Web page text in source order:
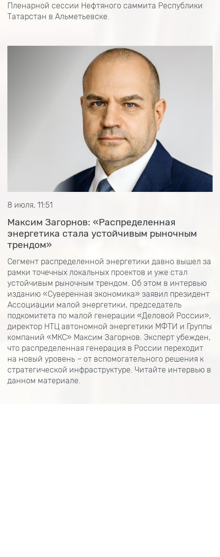
Пленарной сессии Нефтяного саммита Республики
Татарстан в Альметьевске.
8 июля, 11:51
Максим Загорнов: «Распределенная
энергетика стала устойчивым рыночным
трендом»
Сегмент распределенной энергетики давно вышел за
рамки точечных локальных проектов и уже стал
устойчивым рыночным трендом. Об этом в интервью
изданию «Суверенная экономика» заявил президент
Ассоциации малой энергетики, председатель
подкомитета по малой генерации «Деловой России»,
директор НТЦ автономной энергетики МФТИ и Группы
компаний «МКС» Максим Загорнов. Эксперт убежден,
что распределенная генерация в России переходит
на новый уровень – от вспомогательного решения к
стратегической инфраструктуре. Читайте интервью в
данном материале.